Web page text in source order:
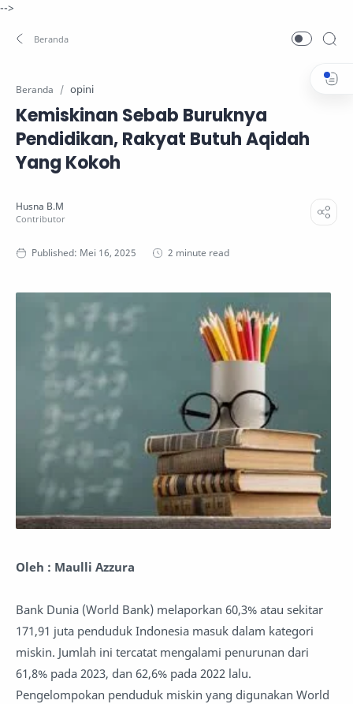
-->
Beranda opini
Kemiskinan Sebab Buruknya
Pendidikan, Rakyat Butuh Aqidah
Yang Kokoh
2 minute read
Oleh : Maulli Azzura
Bank Dunia (World Bank) melaporkan 60,3% atau sekitar
171,91 juta penduduk Indonesia masuk dalam kategori
miskin. Jumlah ini tercatat mengalami penurunan dari
61,8% pada 2023, dan 62,6% pada 2022 lalu.
Pengelompokan penduduk miskin yang digunakan World